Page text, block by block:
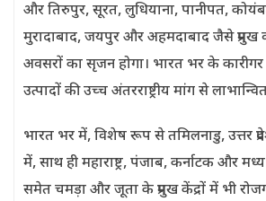
और तिरुपुर, सूरत, लुधियाना, पानीपत,
मुरादाबाद, जयपुर और अहमदाबाद जैसे प्रमुख
अवसरों का सृजन होगा। भारत भर के
उत्पादों की उच्च अंतरराष्ट्रीय मांग से
भारत भर में, विशेष रूप से तमिलनाडु, उत्तर
में, साथ ही महाराष्ट्र, पंजाब, कर्नाटक और
समेत चमड़ा और जूता के प्रमुख केंद्रों में भी